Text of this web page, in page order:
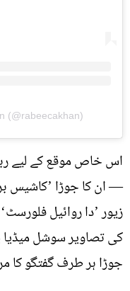
(@rabeecakhan)
اس خاص موقع کے لیے
— ان کا جوڑا ’کاشیس
زیور ’دا روائیل
کی تصاویر سوشل میڈیا
جوڑا ہر طرف گفتگو کا